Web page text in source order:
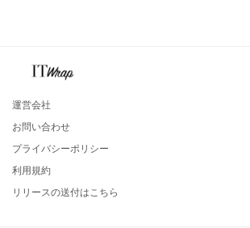
運営会社
お問い合わせ
プライバシーポリシー
利用規約
リリースの送付はこちら